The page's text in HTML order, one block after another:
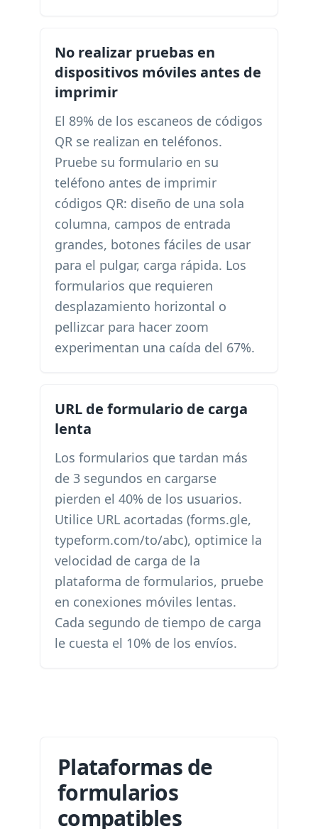
No realizar pruebas en
dispositivos móviles antes de
imprimir
El 89% de los escaneos de códigos
QR se realizan en teléfonos.
Pruebe su formulario en su
teléfono antes de imprimir
códigos QR: diseño de una sola
columna, campos de entrada
grandes, botones fáciles de usar
para el pulgar, carga rápida. Los
formularios que requieren
desplazamiento horizontal o
pellizcar para hacer zoom
experimentan una caída del 67%.
URL de formulario de carga
lenta
Los formularios que tardan más
de 3 segundos en cargarse
pierden el 40% de los usuarios.
Utilice URL acortadas (forms.gle,
typeform.com/to/abc), optimice la
velocidad de carga de la
plataforma de formularios, pruebe
en conexiones móviles lentas.
Cada segundo de tiempo de carga
le cuesta el 10% de los envíos.
Plataformas de
formularios
compatibles